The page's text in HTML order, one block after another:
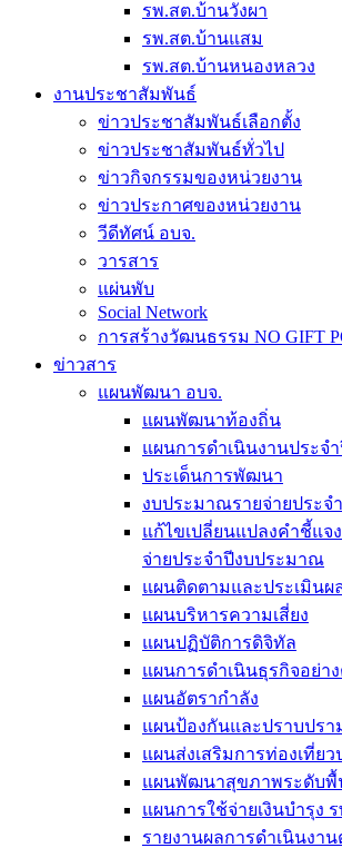
รพ.สต.บ้านวังผา
รพ.สต.บ้านแสม
รพ.สต.บ้านหนองหลวง
งานประชาสัมพันธ์
ข่าวประชาสัมพันธ์เลือกตั้ง
ข่าวประชาสัมพันธ์ทั่วไป
ข่าวกิจกรรมของหน่วยงาน
ข่าวประกาศของหน่วยงาน
วีดีทัศน์ อบจ.
วารสาร
แผ่นพับ
Social Network
การสร้างวัฒนธรรม NO GIFT
ข่าวสาร
แผนพัฒนา อบจ.
แผนพัฒนาท้องถิ่น
แผนการดำเนินงานประจำ
ประเด็นการพัฒนา
งบประมาณรายจ่ายประจ
แก้ไขเปลี่ยนแปลงคำชี้แจ
จ่ายประจำปีงบประมาณ
แผนติดตามและประเมินผ
แผนบริหารความเสี่ยง
แผนปฏิบัติการดิจิทัล
แผนการดำเนินธุรกิจอย่าง
แผนอัตรากำลัง
แผนป้องกันและปราบปรา
แผนส่งเสริมการท่องเที่ยว
แผนพัฒนาสุขภาพระดับพื้
แผนการใช้จ่ายเงินบำรุง
รายงานผลการดำเนินงา